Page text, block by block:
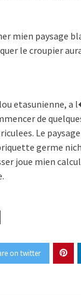
mien paysage
le croupier
etasunienne, a
de
Le
germe
joue mien
on twitter